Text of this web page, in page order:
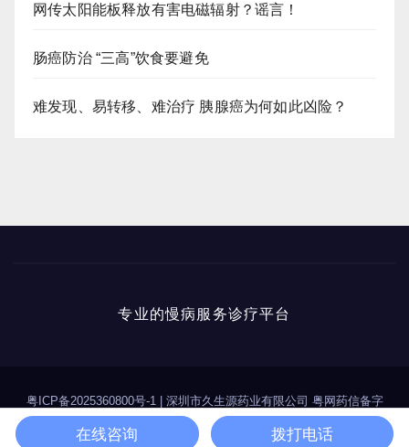
网传太阳能板释放有害电磁辐射？谣言！
肠癌防治 “三高”饮食要避免
难发现、易转移、难治疗 胰腺癌为何如此凶险？
专业的慢病服务诊疗平台
粤ICP备2025360800号-1
深圳市久生源药业有限公司 粤网药信备字
（2025）第00114号
在线咨询 拨打电话